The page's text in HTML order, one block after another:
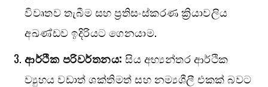
විවෘතව තැබීම සහ ප්‍රතිසංස්කරණ ක්‍රියාවලිය
අඛණ්ඩව ඉදිරියට ගෙනයාම.
ආර්ථික පරිවර්තනය: සිය අභ්‍යන්තර ආර්ථික
ව්‍යුහය වඩාත් ශක්තිමත් සහ නම්‍යශීලී එකක් බවට